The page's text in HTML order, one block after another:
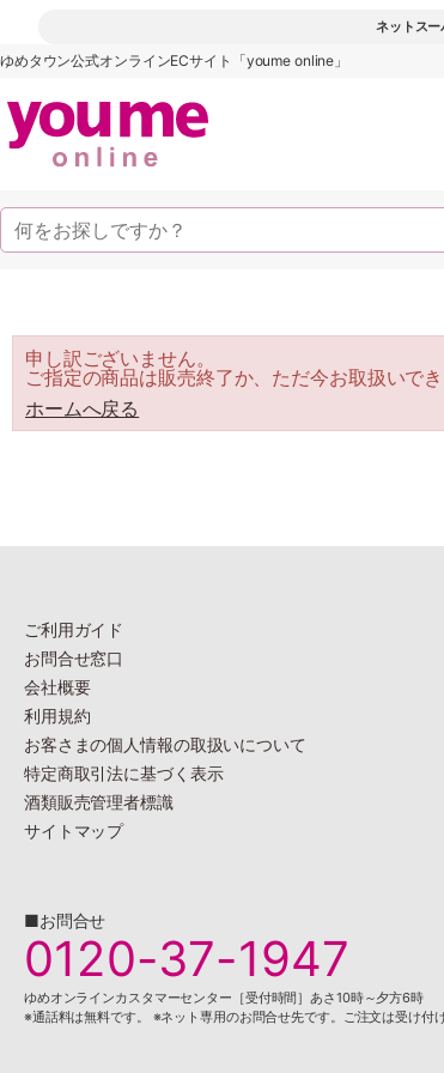
ネットスー
ゆめタウン公式オンラインECサイト「youme online」
申し訳ございません。
ご指定の商品は販売終了か、ただ今お取扱いでき
ホームへ戻る
ご利用ガイド
お問合せ窓口
会社概要
利用規約
お客さまの個人情報の取扱いについて
特定商取引法に基づく表示
酒類販売管理者標識
サイトマップ
■お問合せ
0120-37-1947
ゆめオンラインカスタマーセンター［受付時間］あさ10時～夕方6時
※通話料は無料です。 ※ネット専用のお問合せ先です。ご注文は受け付